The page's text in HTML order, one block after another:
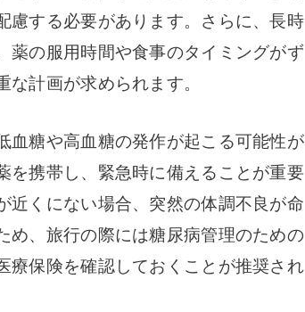
慮する必要があります。さらに、長時
薬の服用時間や食事のタイミングがず
計画が求められます。
血糖や高血糖の発作が起こる可能性が
を携帯し、緊急時に備えることが重要
近くにない場合、突然の体調不良が命
め、旅行の際には糖尿病管理のための
療保険を確認しておくことが推奨され